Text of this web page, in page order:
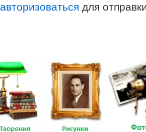
авторизоваться для